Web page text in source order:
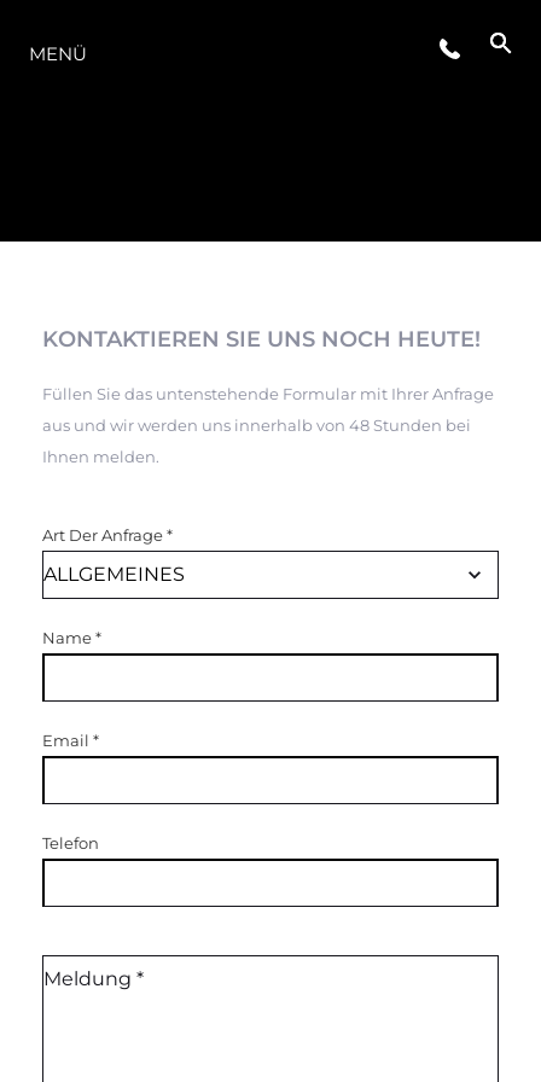
MENÜ
KONTAKTIEREN SIE UNS NOCH HEUTE!
Füllen Sie das untenstehende Formular mit Ihrer Anfrage
aus und wir werden uns innerhalb von 48 Stunden bei
Ihnen melden.
Art Der Anfrage*
Name*
Email *
Telefon